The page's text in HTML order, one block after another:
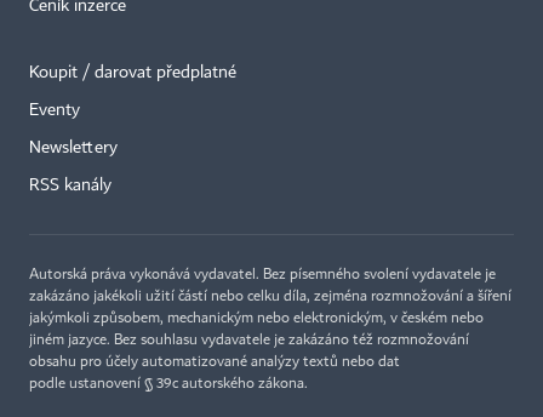
Ceník inzerce
Koupit / darovat předplatné
Eventy
Newslettery
RSS kanály
Autorská práva vykonává vydavatel. Bez písemného svolení vydavatele je
zakázáno jakékoli užití částí nebo celku díla, zejména rozmnožování a šíření
jakýmkoli způsobem, mechanickým nebo elektronickým, v českém nebo
jiném jazyce. Bez souhlasu vydavatele je zakázáno též rozmnožování
obsahu pro účely automatizované analýzy textů nebo dat
podle ustanovení § 39c autorského zákona.